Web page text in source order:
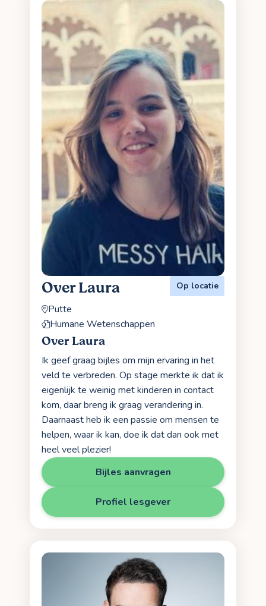
Over Laura Op locatie
Putte
Humane Wetenschappen
Over Laura
Ik geef graag bijles om mijn ervaring in het
veld te verbreden. Op stage merkte ik dat ik
eigenlijk te weinig met kinderen in contact
kom, daar breng ik graag verandering in.
Daarnaast heb ik een passie om mensen te
helpen, waar ik kan, doe ik dat dan ook met
heel veel plezier!
Bijles aanvragen
Profiel lesgever